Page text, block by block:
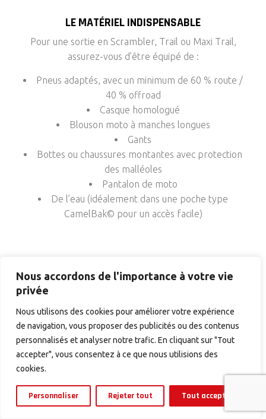
Nous accordons de l'importance à votre vie
privée
Nous utilisons des cookies pour améliorer votre expérience
de navigation, vous proposer des publicités ou des contenus
personnalisés et analyser notre trafic. En cliquant sur "Tout
accepter", vous consentez à ce que nous utilisions des
cookies.
Personnaliser Rejeter tout Tout accepter
LE MATÉRIEL INDISPENSABLE
Pour une sortie en Scrambler, Trail ou Maxi Trail,
assurez-vous d’être équipé de :
Pneus adaptés, avec un minimum de 60 % route /
40 % offroad
Casque homologué
Blouson moto à manches longues
Gants
Bottes ou chaussures montantes avec protection
des malléoles
Pantalon de moto
De l’eau (idéalement dans une poche type
CamelBak© pour un accès facile)
MEMBRE DU SYNDICAT
DES GUIDES